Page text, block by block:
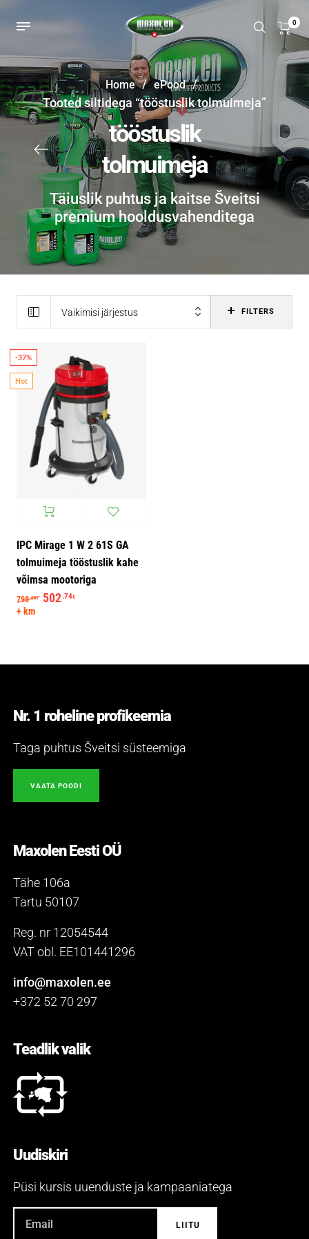
0
Home / ePood /
Tooted siltidega “tööstuslik tolmuimeja”
tööstuslik
tolmuimeja
Täiuslik puhtus ja kaitse Šveitsi
premium hooldusvahenditega
Vaikimisi järjestus FILTERS
-37%
Hot
IPC Mirage 1 W 2 61S GA
tolmuimeja tööstuslik kahe
võimsa mootoriga
798.00€ Algne hind oli: 798.00€.
502.74€
+ km
Nr. 1 roheline profikeemia
Taga puhtus Šveitsi süsteemiga
VAATA POODI
Maxolen Eesti OÜ
Tähe 106a
Tartu 50107
Reg. nr 12054544
VAT obl. EE101441296
info@maxolen.ee
+372 52 70 297
Teadlik valik
Uudiskiri
Püsi kursis uuenduste ja kampaaniatega